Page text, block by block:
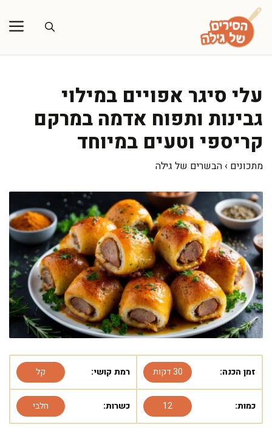
לדלג
לתוכן
עלי סיגר אפויים במילוי
גבינות ותפוח אדמה במרקם
קריספי וטעים במיוחד
מתכונים › הבשרים של גילה
זמן הכנה: 30 דקות רמת קושי: קל
כמות: 12 כשרות: חלבי